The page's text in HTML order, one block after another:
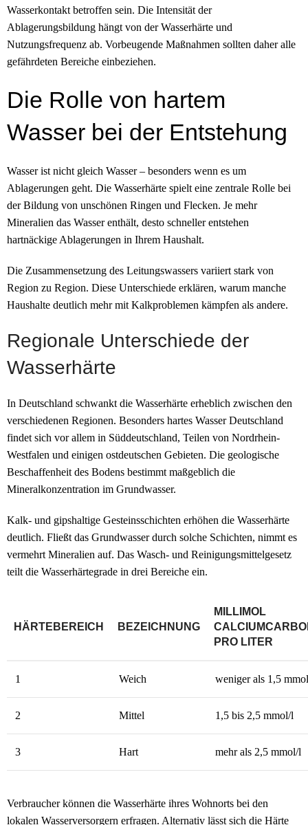
Wasserkontakt betroffen sein. Die Intensität der
Ablagerungsbildung hängt von der Wasserhärte und
Nutzungsfrequenz ab. Vorbeugende Maßnahmen sollten daher alle
gefährdeten Bereiche einbeziehen.
Die Rolle von hartem
Wasser bei der Entstehung
Wasser ist nicht gleich Wasser – besonders wenn es um
Ablagerungen geht. Die Wasserhärte spielt eine zentrale Rolle bei
der Bildung von unschönen Ringen und Flecken. Je mehr
Mineralien das Wasser enthält, desto schneller entstehen
hartnäckige Ablagerungen in Ihrem Haushalt.
Die Zusammensetzung des Leitungswassers variiert stark von
Region zu Region. Diese Unterschiede erklären, warum manche
Haushalte deutlich mehr mit Kalkproblemen kämpfen als andere.
Regionale Unterschiede der
Wasserhärte
In Deutschland schwankt die Wasserhärte erheblich zwischen den
verschiedenen Regionen. Besonders hartes Wasser Deutschland
findet sich vor allem in Süddeutschland, Teilen von Nordrhein-
Westfalen und einigen ostdeutschen Gebieten. Die geologische
Beschaffenheit des Bodens bestimmt maßgeblich die
Mineralkonzentration im Grundwasser.
Kalk- und gipshaltige Gesteinsschichten erhöhen die Wasserhärte
deutlich. Fließt das Grundwasser durch solche Schichten, nimmt es
vermehrt Mineralien auf. Das Wasch- und Reinigungsmittelgesetz
teilt die Wasserhärtegrade in drei Bereiche ein.
HÄRTEBEREICH BEZEICHNUNG
MILLIMOL
PRO LITER
1 Weich weniger als 1,5
2 Mittel 1,5 bis 2,5 mmol/l
3 Hart mehr als 2,5 mmol/l
Verbraucher können die Wasserhärte ihres Wohnorts bei den
lokalen Wasserversorgern erfragen. Alternativ lässt sich die Härte